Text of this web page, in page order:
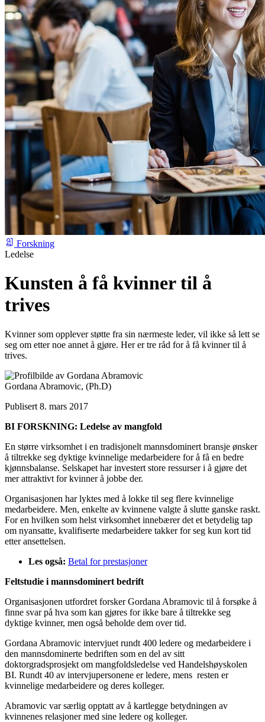
Forskning
Ledelse
Kunsten å få kvinner til å
trives
Kvinner som opplever støtte fra sin nærmeste leder, vil ikke så lett se
seg om etter noe annet å gjøre. Her er tre råd for å få kvinner til å
trives.
Gordana Abramovic, (Ph.D)
Publisert 8. mars 2017
BI FORSKNING: Ledelse av mangfold
En større virksomhet i en tradisjonelt mannsdominert bransje ønsker
å tiltrekke seg dyktige kvinnelige medarbeidere for å få en bedre
kjønnsbalanse. Selskapet har investert store ressurser i å gjøre det
mer attraktivt for kvinner å jobbe der.
Organisasjonen har lyktes med å lokke til seg flere kvinnelige
medarbeidere. Men, enkelte av kvinnene valgte å slutte ganske raskt.
For en hvilken som helst virksomhet innebærer det et betydelig tap
om nyansatte, kvalifiserte medarbeidere takker for seg kun kort tid
etter ansettelsen.
Les også: Betal for prestasjoner
Feltstudie i mannsdominert bedrift
Organisasjonen utfordret forsker Gordana Abramovic til å forsøke å
finne svar på hva som kan gjøres for ikke bare å tiltrekke seg
dyktige kvinner, men også beholde dem over tid.
Gordana Abramovic intervjuet rundt 400 ledere og medarbeidere i
den mannsdominerte bedriften som en del av sitt
doktorgradsprosjekt om mangfoldsledelse ved Handelshøyskolen
BI. Rundt 40 av intervjupersonene er ledere, mens resten er
kvinnelige medarbeidere og deres kolleger.
Abramovic var særlig opptatt av å kartlegge betydningen av
kvinnenes relasjoner med sine ledere og kolleger.